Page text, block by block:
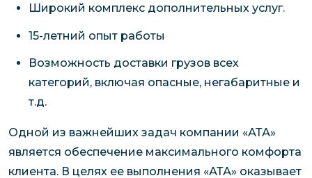
Широкий комплекс дополнительных услуг.
15-летний опыт работы
Возможность доставки грузов всех
категорий, включая опасные, негабаритные и
т.д.
Одной из важнейших задач компании «АТА»
является обеспечение максимального комфорта
клиента. В целях ее выполнения «АТА» оказывает